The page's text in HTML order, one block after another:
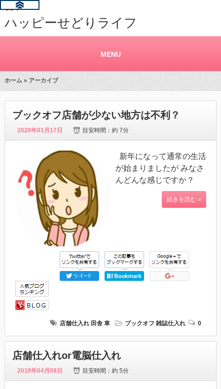
せどり
ハッピーせどりライフ
MENU
ホーム» アーカイブ
ブックオフ店舗が少ない地方は不利？
2020年01月17日 目安時間：約 7分
新年になって通常の生活
が始まりましたが みなさ
んどんな感じですか？
続きを読む »
店舗仕入れ 田舎 車 ブックオフ 雑誌仕入れ 0
店舗仕入れor電脳仕入れ
2019年04月08日 目安時間：約 5分